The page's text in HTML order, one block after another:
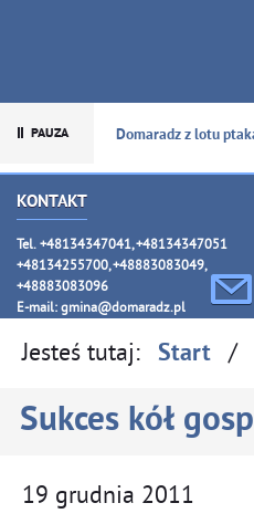
Domaradz z lotu
KONTAKT
Tel. +48134347041, +48134347051
+48134255700, +48883083049,
+48883083096
E-mail: gmina@domaradz.pl
Jesteś tutaj: Start /
Sukces kół
19 grudnia 2011